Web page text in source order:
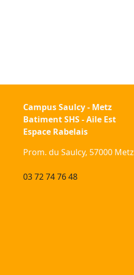
Campus Saulcy - Metz
Batiment SHS - Aile Est
Espace Rabelais
Prom. du Saulcy, 57000 Metz
03 72 74 76 48